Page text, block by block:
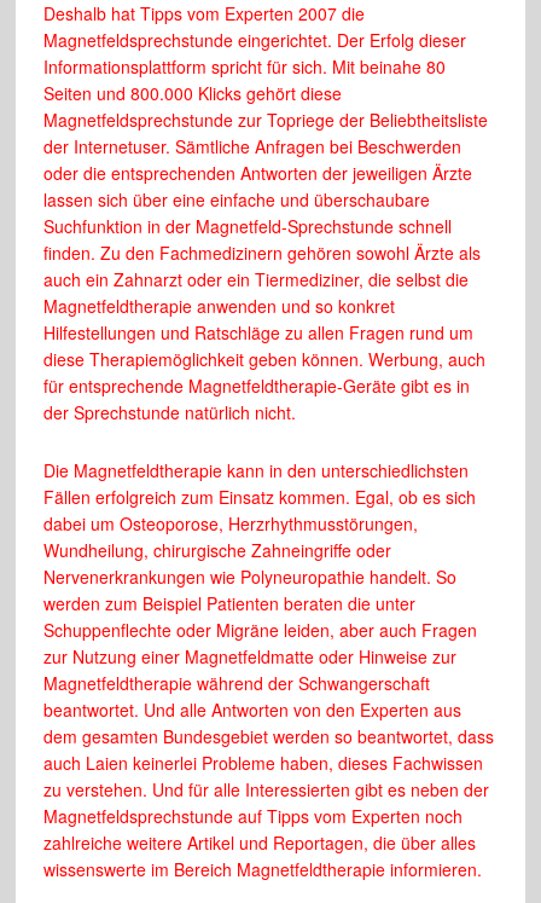
Deshalb hat Tipps vom Experten 2007 die
Magnetfeldsprechstunde eingerichtet. Der Erfolg dieser
Informationsplattform spricht für sich. Mit beinahe 80
Seiten und 800.000 Klicks gehört diese
Magnetfeldsprechstunde zur Topriege der Beliebtheitsliste
der Internetuser. Sämtliche Anfragen bei Beschwerden
oder die entsprechenden Antworten der jeweiligen Ärzte
lassen sich über eine einfache und überschaubare
Suchfunktion in der Magnetfeld-Sprechstunde schnell
finden. Zu den Fachmedizinern gehören sowohl Ärzte als
auch ein Zahnarzt oder ein Tiermediziner, die selbst die
Magnetfeldtherapie anwenden und so konkret
Hilfestellungen und Ratschläge zu allen Fragen rund um
diese Therapiemöglichkeit geben können. Werbung, auch
für entsprechende Magnetfeldtherapie-Geräte gibt es in
der Sprechstunde natürlich nicht.
Die Magnetfeldtherapie kann in den unterschiedlichsten
Fällen erfolgreich zum Einsatz kommen. Egal, ob es sich
dabei um Osteoporose, Herzrhythmusstörungen,
Wundheilung, chirurgische Zahneingriffe oder
Nervenerkrankungen wie Polyneuropathie handelt. So
werden zum Beispiel Patienten beraten die unter
Schuppenflechte oder Migräne leiden, aber auch Fragen
zur Nutzung einer Magnetfeldmatte oder Hinweise zur
Magnetfeldtherapie während der Schwangerschaft
beantwortet. Und alle Antworten von den Experten aus
dem gesamten Bundesgebiet werden so beantwortet, dass
auch Laien keinerlei Probleme haben, dieses Fachwissen
zu verstehen. Und für alle Interessierten gibt es neben der
Magnetfeldsprechstunde auf Tipps vom Experten noch
zahlreiche weitere Artikel und Reportagen, die über alles
wissenswerte im Bereich Magnetfeldtherapie informieren.